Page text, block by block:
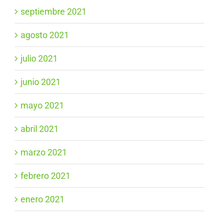
septiembre 2021
agosto 2021
julio 2021
junio 2021
mayo 2021
abril 2021
marzo 2021
febrero 2021
enero 2021